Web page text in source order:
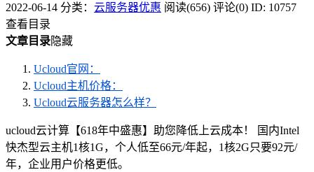
2022-06-14 分类： 云服务器优惠 阅读(656) 评论(0) ID: 10757
查看目录
文章目录隐藏
Ucloud官网：
Ucloud主机价格：
Ucloud云服务器怎么样？
ucloud云计算【618年中盛惠】助您降低上云成本！ 国内Intel
快杰型云主机1核1G，个人低至66元/年起，1核2G只要92元/
年，企业用户价格更低。